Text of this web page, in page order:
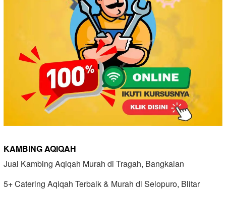
KAMBING AQIQAH
Jual Kambing Aqiqah Murah di Tragah, Bangkalan
5+ Catering Aqiqah Terbaik & Murah di Selopuro, Blitar